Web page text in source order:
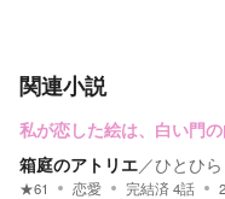
関連小説
私が恋した絵は、白い門の
箱庭のアトリエ／ひとひら
★61 恋愛 完結済4話